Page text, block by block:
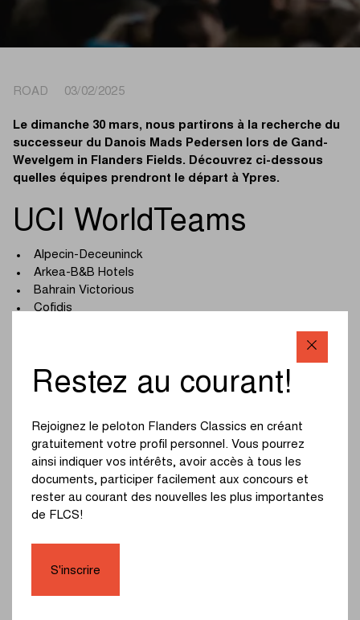
ROAD 03/02/2025
Le dimanche 30 mars, nous partirons à la recherche du
successeur du Danois Mads Pedersen lors de Gand-
Wevelgem in Flanders Fields. Découvrez ci-dessous
quelles équipes prendront le départ à Ypres.
UCI WorldTeams
Alpecin-Deceuninck
Arkea-B&B Hotels
Bahrain Victorious
Cofidis
INEOS Grenadiers
Intermarché - Wanty
Movistar Team
Red Bull - BORA - hansgrohe
Soudal Quick-Step
Team Jayco AlUla
Team Picnic PostNL
Team Visma | Lease a Bike
UCI ProTeams
Restez au courant!
Rejoignez le peloton Flanders Classics en créant
gratuitement votre profil personnel. Vous pourrez
ainsi indiquer vos intérêts, avoir accès à tous les
documents, participer facilement aux concours et
rester au courant des nouvelles les plus importantes
de FLCS!
S'inscrire